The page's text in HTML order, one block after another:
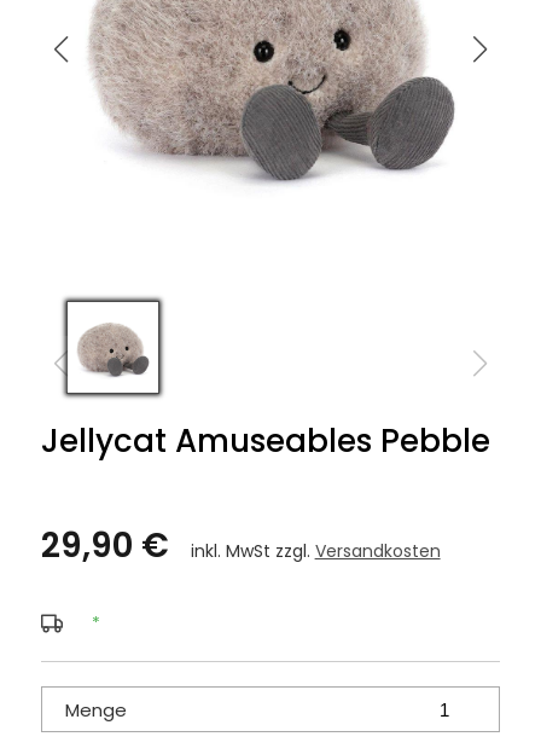
Jellycat Amuseables Pebble
29,90 € inkl. MwSt zzgl. Versandkosten
*
Menge